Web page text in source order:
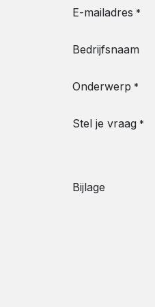
E-mailadres *
Bedrijfsnaam
Onderwerp *
Stel je vraag *
Bijlage